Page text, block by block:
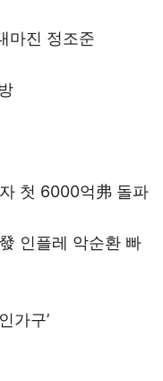
마진 정조준
첫 6000억弗 돌파
인플레 악순환 빠
가구’